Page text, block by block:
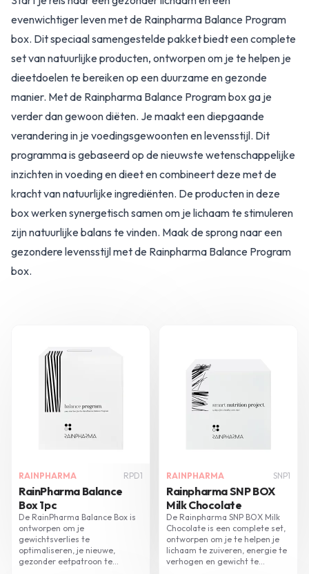
evenwichtiger leven met de Rainpharma Balance Program
box. Dit speciaal samengestelde pakket biedt een complete
set van natuurlijke producten, ontworpen om je te helpen je
dieetdoelen te bereiken op een duurzame en gezonde
manier. Met de Rainpharma Balance Program box ga je
verder dan gewoon diëten. Je maakt een diepgaande
verandering in je voedingsgewoonten en levensstijl. Dit
programma is gebaseerd op de nieuwste wetenschappelijke
inzichten in voeding en dieet en combineert deze met de
kracht van natuurlijke ingrediënten. De producten in deze
box werken synergetisch samen om je lichaam te stimuleren
zijn natuurlijke balans te vinden. Maak de sprong naar een
gezondere levensstijl met de Rainpharma Balance Program
box.
RAINPHARMA RPD1
RainPharma Balance
Box 1pc
De RainPharma Balance Box is
ontworpen om je
gewichtsverlies te
optimaliseren, je nieuwe,
gezonder eetpatroon te
RAINPHARMA SNP1
Rainpharma SNP BOX
Milk Chocolate
De Rainpharma SNP BOX Milk
Chocolate is een complete set,
ontworpen om je te helpen je
lichaam te zuiveren, energie te
verhogen en gewicht te